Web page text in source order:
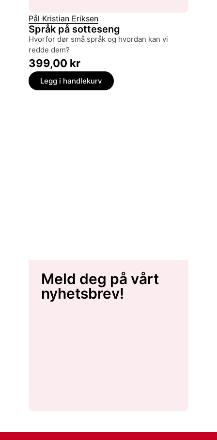
Pål Kristian Eriksen
Språk på sotteseng
hvorfor dør små språk og hvordan kan vi
redde dem?
399,00 kr
Legg i handlekurv
Meld deg på vårt
nyhetsbrev!